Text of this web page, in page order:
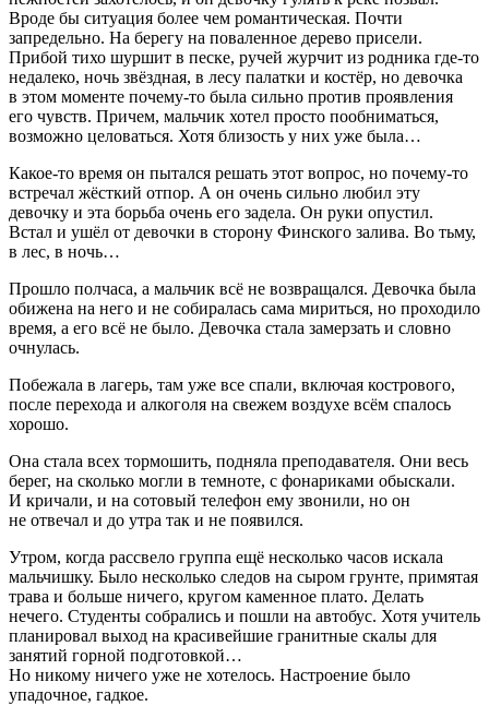
Вроде бы ситуация более чем романтическая. Почти
запредельно. На берегу на поваленное дерево присели.
Прибой тихо шуршит в песке, ручей журчит из родника где-то
недалеко, ночь звёздная, в лесу палатки и костёр, но девочка
в этом моменте почему-то была сильно против проявления
его чувств. Причем, мальчик хотел просто пообниматься,
возможно целоваться. Хотя близость у них уже была…
Какое-то время он пытался решать этот вопрос, но почему-то
встречал жёсткий отпор. А он очень сильно любил эту
девочку и эта борьба очень его задела. Он руки опустил.
Встал и ушёл от девочки в сторону Финского залива. Во тьму,
в лес, в ночь…
Прошло полчаса, а мальчик всё не возвращался. Девочка была
обижена на него и не собиралась сама мириться, но проходило
время, а его всё не было. Девочка стала замерзать и словно
очнулась.
Побежала в лагерь, там уже все спали, включая кострового,
после перехода и алкоголя на свежем воздухе всём спалось
хорошо.
Она стала всех тормошить, подняла преподавателя. Они весь
берег, на сколько могли в темноте, с фонариками обыскали.
И кричали, и на сотовый телефон ему звонили, но он
не отвечал и до утра так и не появился.
Утром, когда рассвело группа ещё несколько часов искала
мальчишку. Было несколько следов на сыром грунте, примятая
трава и больше ничего, кругом каменное плато. Делать
нечего. Студенты собрались и пошли на автобус. Хотя учитель
планировал выход на красивейшие гранитные скалы для
занятий горной подготовкой…
Но никому ничего уже не хотелось. Настроение было
упадочное, гадкое.